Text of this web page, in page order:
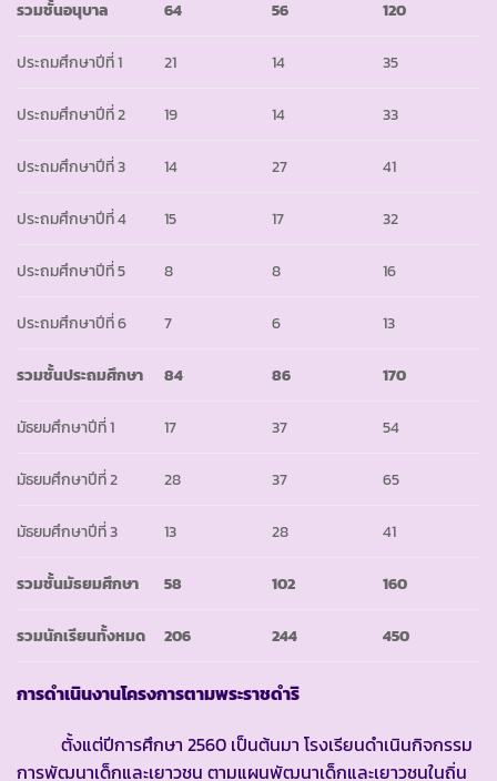
รวมชั้นอนุบาล 64 56 120
ประถมศึกษาปีที่ 1 21 14 35
ประถมศึกษาปีที่ 2 19 14 33
ประถมศึกษาปีที่ 3 14 27 41
ประถมศึกษาปีที่ 4 15 17 32
ประถมศึกษาปีที่ 5 8 8 16
ประถมศึกษาปีที่ 6 7 6 13
รวมชั้นประถมศึกษา 84 86 170
มัธยมศึกษาปีที่ 1 17 37 54
มัธยมศึกษาปีที่ 2 28 37 65
มัธยมศึกษาปีที่ 3 13 28 41
รวมชั้นมัธยมศึกษา 58 102 160
รวมนักเรียนทั้งหมด 206 244 450
การดำเนินงานโครงการตามพระราชดำริ
ตั้งแต่ปีการศึกษา 2560 เป็นต้นมา โรงเรียนดำเนินกิจกรรม
การพัฒนาเด็กและเยาวชน ตามแผนพัฒนาเด็กและเยาวชนในถิ่น